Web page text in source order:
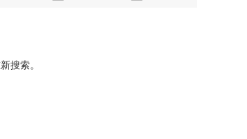
搜索。